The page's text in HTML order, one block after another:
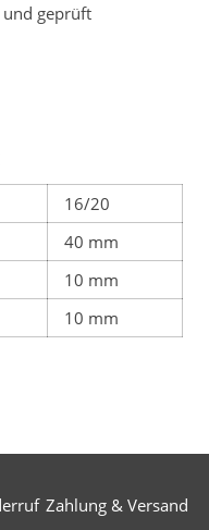
und geprüft
16/20
40 mm
10 mm
10 mm
Zahlung & Versand